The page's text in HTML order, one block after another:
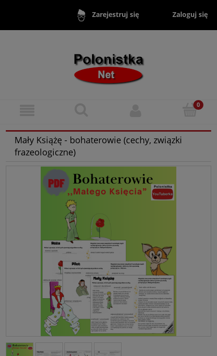
Zarejestruj się Zaloguj się
Mały Książę - bohaterowie (cechy, związki
frazeologiczne)